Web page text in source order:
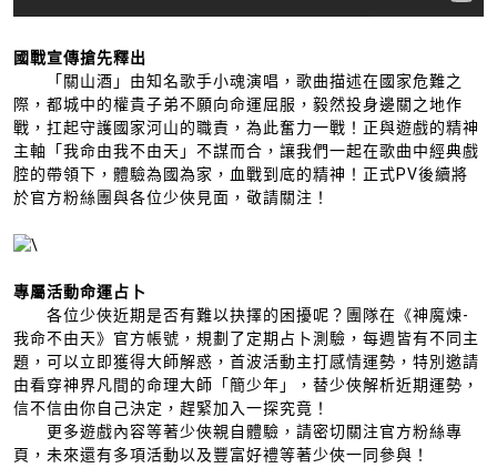
國戰宣傳搶先釋出
「關山酒」由知名歌手小魂演唱，歌曲描述在國家危難之
際，都城中的權貴子弟不願向命運屈服，毅然投身邊關之地作
戰，扛起守護國家河山的職責，為此奮力一戰！正與遊戲的精神
主軸「我命由我不由天」不謀而合，讓我們一起在歌曲中經典戲
腔的帶領下，體驗為國為家，血戰到底的精神！正式PV後續將
於官方粉絲團與各位少俠見面，敬請關注！
專屬活動命運占卜
各位少俠近期是否有難以抉擇的困擾呢？團隊在《神魔煉-
我命不由天》官方帳號，規劃了定期占卜測驗，每週皆有不同主
題，可以立即獲得大師解惑，首波活動主打感情運勢，特別邀請
由看穿神界凡間的命理大師「簡少年」，替少俠解析近期運勢，
信不信由你自己決定，趕緊加入一探究竟！
更多遊戲內容等著少俠親自體驗，請密切關注官方粉絲專
頁，未來還有多項活動以及豐富好禮等著少俠一同參與！